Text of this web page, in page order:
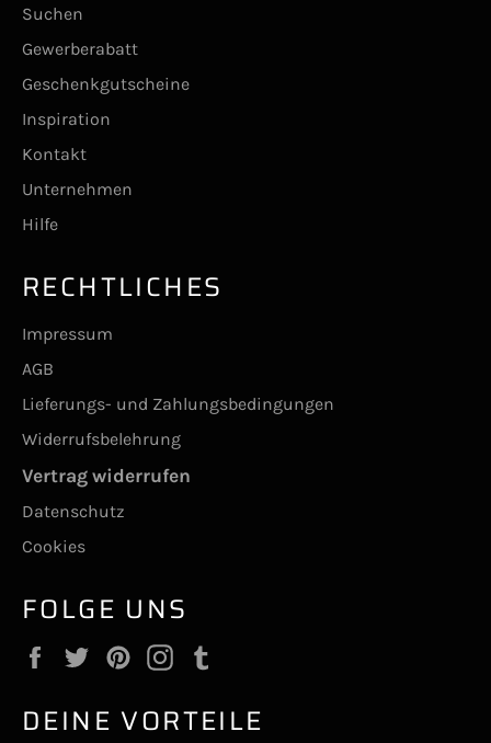
Suchen
Gewerberabatt
Geschenkgutscheine
Inspiration
Kontakt
Unternehmen
Hilfe
RECHTLICHES
Impressum
AGB
Lieferungs- und Zahlungsbedingungen
Widerrufsbelehrung
Vertrag widerrufen
Datenschutz
Cookies
FOLGE UNS
FacebookTwitterPinterestInstagram
DEINE VORTEILE